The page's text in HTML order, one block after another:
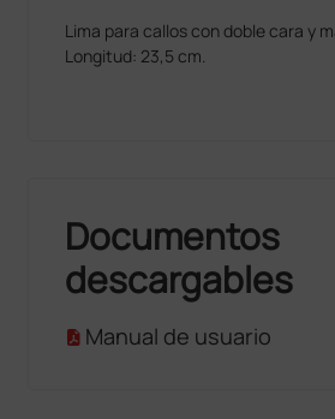
Lima para callos con doble cara y
Longitud: 23,5 cm.
Documentos
descargables
Manual de usuario